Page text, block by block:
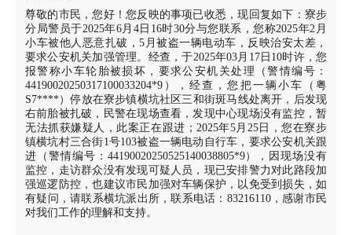
尊敬的市民，您好！您反映的事项已收悉，现回复如下：寮步
分局警员于2025年6月4日16时30分与您联系，您称2025年2月
小车被他人恶意扎破，5月被盗一辆电动车，反映治安太差，
要求公安机关加强管理。经查，于2025年03月17日10时许，您
报警称小车轮胎被损坏，要求公安机关处理（警情编号：
44190020250317100033204*9），经查，您把一辆小车（粤
S7****）停放在寮步镇横坑社区三和街斑马线处离开，后发现
右前胎被扎破，民警在现场查看，发现中心现场没有监控，暂
无法抓获嫌疑人，此案正在跟进；2025年5月25日，您在寮步
镇横坑村三合街1号103被盗一辆电动自行车，要求公安机关跟
进（警情编号：44190020250525140038805*9），因现场没有
监控，走访群众没有发现可疑人员，现已安排警力对此路段加
强巡逻防控，也建议市民加强对车辆保护，以免受到损失，如
有疑问，请联系横坑派出所，联系电话：83216110，感谢市民
对我们工作的理解和支持。